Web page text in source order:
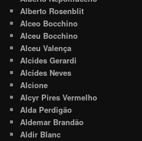
Alberto Rosenblit
Alceo Bocchino
Alceu Bocchino
Alceu Valença
Alcides Gerardi
Alcides Neves
Alcione
Alcyr Pires Vermelho
Alda Perdigão
Aldemar Brandão
Aldir Blanc